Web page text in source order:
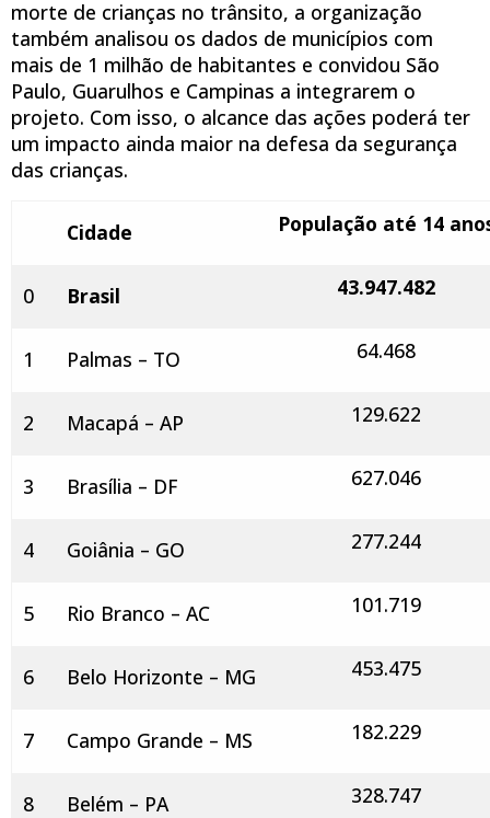
morte de crianças no trânsito, a organização
também analisou os dados de municípios com
mais de 1 milhão de habitantes e convidou São
Paulo, Guarulhos e Campinas a integrarem o
projeto. Com isso, o alcance das ações poderá ter
um impacto ainda maior na defesa da segurança
das crianças.
Cidade População até 14
0 Brasil 43.947.482
1 Palmas – TO 64.468
2 Macapá – AP 129.622
3 Brasília – DF 627.046
4 Goiânia – GO 277.244
5 Rio Branco – AC 101.719
6 Belo Horizonte – MG 453.475
7 Campo Grande – MS 182.229
8 Belém – PA 328.747